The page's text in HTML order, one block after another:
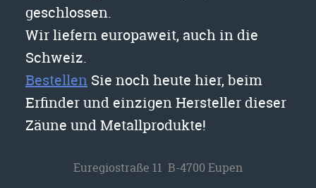
geschlossen.
Wir liefern europaweit, auch in die
Schweiz.
Bestellen Sie noch heute hier, beim
Erfinder und einzigen Hersteller dieser
Zäune und Metallprodukte!
Euregiostraße 11 B-4700 Eupen